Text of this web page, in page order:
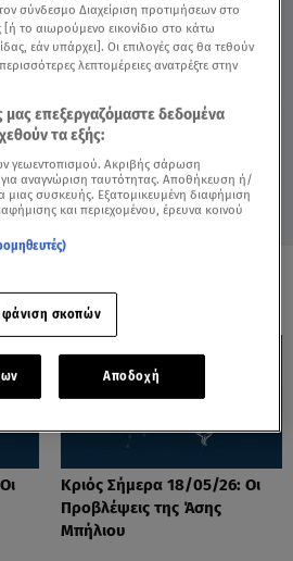
2026
ΑΣΤΡΟΛΟΓΙΚΕΣ ΠΡΟΒΛΕΨΕΙΣ
Κριός Σήμερα 18/05/26: Οι
Προβλέψεις της Άσης
Μπήλιου
σύνδεσμο Διαχείριση προτιμήσεων στο
[ή το αιωρούμενο εικονίδιο στο κάτω
εάν υπάρχει]. Οι επιλογές σας θα τεθούν
λεπτομέρειες ανατρέξτε στην
μας επεξεργαζόμαστε δεδομένα
τα εξής:
γεωεντοπισμού. Ακριβής σάρωση
αναγνώριση ταυτότητας. Αποθήκευση ή/
συσκευής. Εξατομικευμένη διαφήμιση
και περιεχομένου, έρευνα κοινού
σκοπών
Αποδοχή